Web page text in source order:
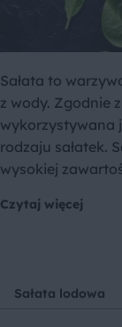
Sałata to
z wody. Zgodnie
wykorzystywana
rodzaju sałatek.
wysokiej
Czytaj więcej
Sałata lodowa